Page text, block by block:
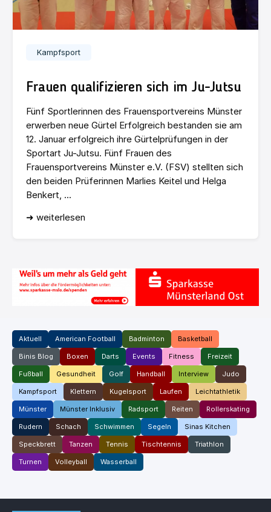
Kampfsport
Frauen qualifizieren sich im Ju-Jutsu
Fünf Sportlerinnen des Frauensportvereins Münster
erwerben neue Gürtel Erfolgreich bestanden sie am
12. Januar erfolgreich ihre Gürtelprüfungen in der
Sportart Ju-Jutsu. Fünf Frauen des
Frauensportvereins Münster e.V. (FSV) stellten sich
den beiden Prüferinnen Marlies Keitel und Helga
Benkert, ...
➜ weiterlesen
Aktuell American Football Badminton Basketball
Binis Blog Boxen Darts Events Fitness Freizeit
Fußball Gesundheit Golf Handball Interview Judo
Kampfsport Klettern Kugelsport Laufen Leichtathletik
Münster Münster Inklusiv Radsport Reiten Rollerskating
Rudern Schach Schwimmen Segeln Sinas Kitchen
Speckbrett Tanzen Tennis Tischtennis Triathlon
Turnen Volleyball Wasserball